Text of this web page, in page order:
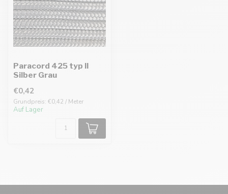
Paracord 425 typ II
Silber Grau
€0,42
Grundpreis: €0,42 / Meter
Auf Lager